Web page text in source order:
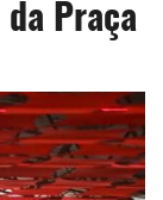
Praça